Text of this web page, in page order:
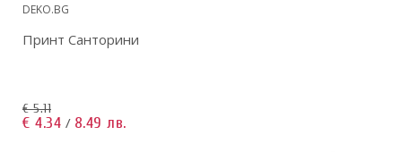
DEKO.BG
Принт Санторини
€ 5.11
€ 4.34 / 8.49 лв.